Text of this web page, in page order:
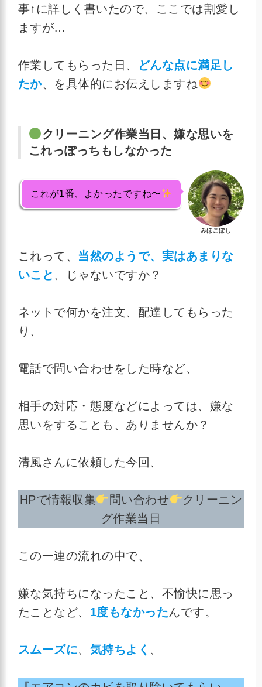
事↑に詳しく書いたので、ここでは割愛し
ますが…
作業してもらった日、
どんな点に満足し
たか、を具体的にお伝えしますね
クリーニング作業当日、嫌な思いを
これっぽっちもしなかった
これが1番、よかったですね〜
みほこぼし
これって、 当然のようで、実はあまりな
いこと 、じゃないですか？
ネットで何かを注文、配達してもらった
り、
電話で問い合わせをした時など、
相手の対応・態度などによっては、嫌な
思いをすることも、ありませんか？
清風さんに依頼した今回、
HPで情報収集 問い合わせ
クリーニン
グ作業当日
この一連の流れの中で、
嫌な気持ちになったこと、不愉快に思っ
たことなど、 1度もなかったんです。
スムーズに、 気持ちよく 、